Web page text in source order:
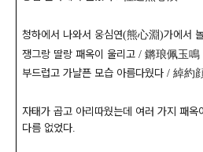
청하에서 나와서 웅심연(熊心淵)가에서
쟁그랑 딸랑 패옥이 울리고 / 鏘琅佩玉鳴
부드럽고 가냘픈 모습 아름다웠다 / 綽約
자태가 곱고 아리따웠는데 여러 가지 패옥
다름 없었다.